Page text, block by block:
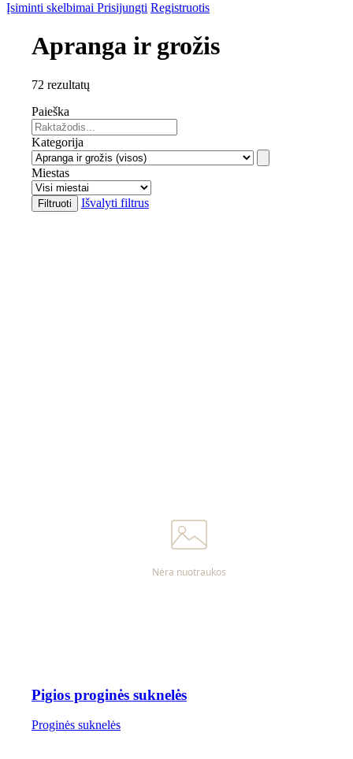
Įsiminti skelbimai Prisijungti Registruotis
Apranga ir grožis
72 rezultatų
Paieška
Kategorija
Miestas
Filtruoti Išvalyti filtrus
Pigios proginės suknelės
Proginės suknelės